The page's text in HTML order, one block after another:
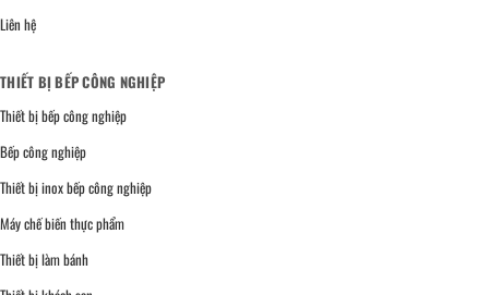
Liên hệ
THIẾT BỊ BẾP CÔNG NGHIỆP
Thiết bị bếp công nghiệp
Bếp công nghiệp
Thiết bị inox bếp công nghiệp
Máy chế biến thực phẩm
Thiết bị làm bánh